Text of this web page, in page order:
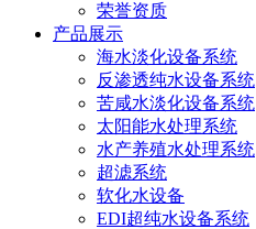
荣誉资质
产品展示
海水淡化设备系统
反渗透纯水设备系统
苦咸水淡化设备系统
太阳能水处理系统
水产养殖水处理系统
超滤系统
软化水设备
EDI超纯水设备系统